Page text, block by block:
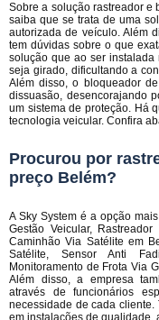
Sobre a solução rastreador e
saiba que se trata de uma
autorizada de veículo. Além
tem dúvidas sobre o que
solução que ao ser
seja girado, dificultando a
Além disso, o bloqueador
dissuasão, desencorajando
um sistema de proteção. Há
tecnologia veicular. Confira
Procurou por
preço Belém?
A Sky System é a opção
Gestão Veicular,
Caminhão Via Satélite em
Satélite, Sensor Anti
Monitoramento de Frota Via
Além disso, a empresa
através de funcionários
necessidade de cada cliente.
em instalações de qualidade,